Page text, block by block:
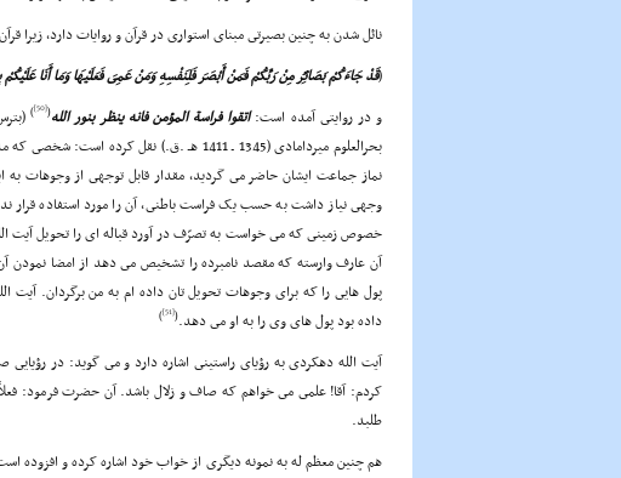
نائل شدن به چنین بصیرتى مبناى استوارى در قرآن و روایات دارد، زیرا
(قَدْ جَاءَکُمْ بَصَائِرُ مِنْ رَبِّکُمْ فَمَنْ أَبْصَرَ فَلِنَفْسِهِ وَمَنْ عَمِىَ فَعَلَیْهَا وَمَا أَنَا
و در روایتى آمده است:اتقوا فراسة المؤمن فانه ینظر بنور الله(
[50]
)
بحرالعلوم میردامادى (1345 ـ 1411 هـ .ق.)
نماز جماعت ایشان حاضر مى گردید، مقدار قابل توجهى از وجوهات
وجهى نیاز داشت به حسب یک فراست باطنى، آن را مورد استفاده
خصوص زمینى که مى خواست به تصرّف در آورد قباله اى را تحویل آیت
آن عارف وارسته که مقصد نامبرده را تشخیص مى دهد از امضا
پول هایى را که براى وجوهات تحویل تان داده ام به من برگردان.
داده بود پول هاى وى را به او مى دهد.(
[51]
)
آیت الله دهکردى به رؤیاى راستینى اشاره دارد و مى گوید: در
کردم: آقا! علمى مى خواهم که صاف و زلال باشد. آن حضرت فرمود:
طلبد.
هم چنین معظم له به نمونه دیگرى از خواب خود اشاره کرده و